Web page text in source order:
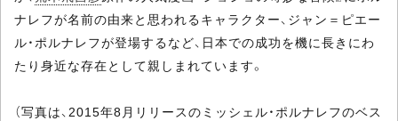
ナレフが名前の由来と思われるキャラクター、ジャン＝ピエー
ル・ポルナレフが登場するなど、日本での成功を機に長きにわ
たり身近な存在として親しまれています。
（写真は、2015年8月リリースのミッシェル・ポルナレフのベス